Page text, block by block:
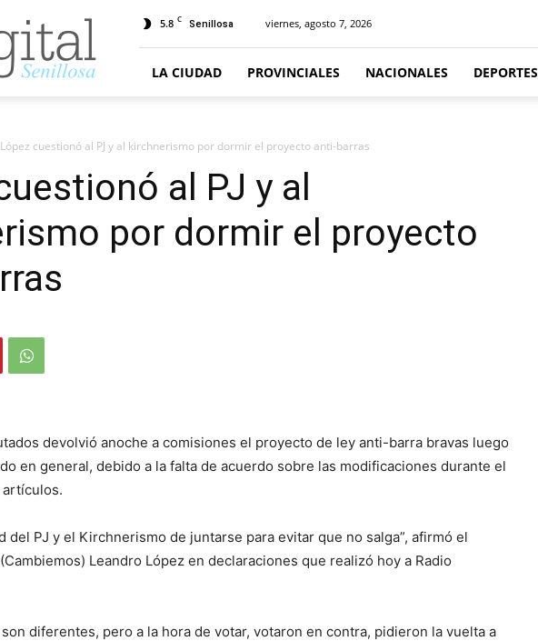
5.8 C Senillosa viernes, agosto 7, 2026
LA CIUDAD PROVINCIALES NACIONALES DEPORTES
López cuestionó al PJ y al kirchnerismo por dormir el proyecto anti-barras
al PJ y al
por dormir el proyecto
devolvió anoche a comisiones el proyecto de ley anti-barra bravas luego
en general, debido a la falta de acuerdo sobre las modificaciones durante el
del PJ y el Kirchnerismo de juntarse para evitar que no salga”, afirmó el
Leandro López en declaraciones que realizó hoy a Radio
diferentes, pero a la hora de votar, votaron en contra, pidieron la vuelta a